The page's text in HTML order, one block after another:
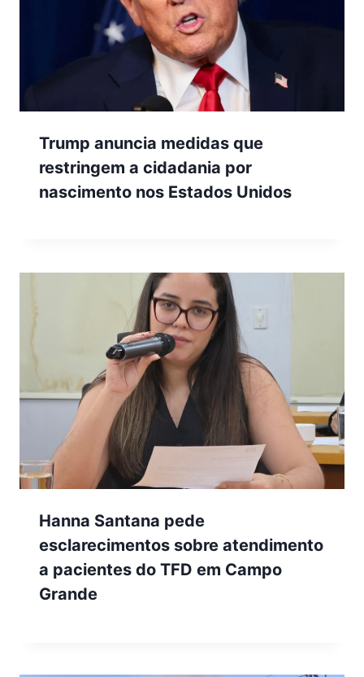
Trump anuncia medidas que
restringem a cidadania por
nascimento nos Estados Unidos
Hanna Santana pede
esclarecimentos sobre atendimento
a pacientes do TFD em Campo
Grande